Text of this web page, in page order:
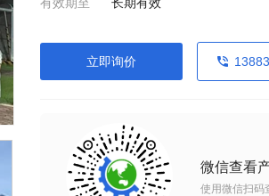
立即询价
微信查看
使用微信扫码